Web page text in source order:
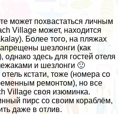
может похвастаться личным
Village может, находится
Более того, на пляжах
шезлонги (как
однако здесь для гостей отеля
и шезлонги 🙂
кстати, тоже (номера со
ремонтом), но все
Village своя изюминка.
пирс со своим кораблём,
даже в отлив.